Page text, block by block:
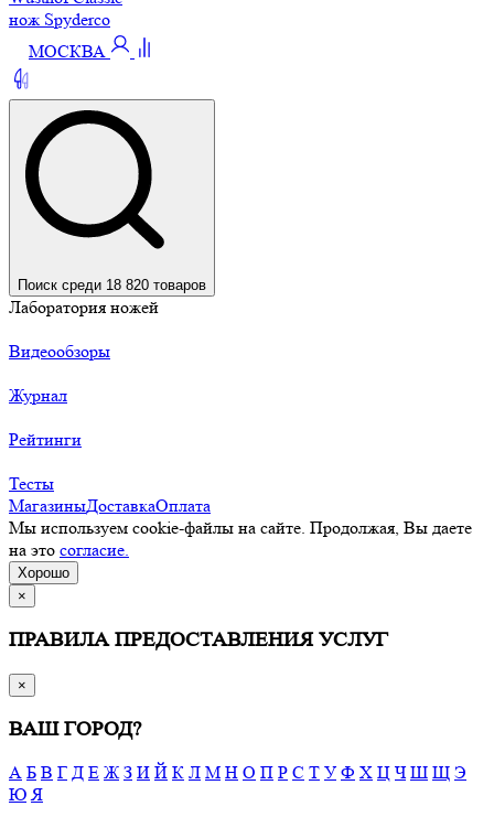
нож Spyderco
МОСКВА
Поиск среди 18 820 товаров
Лаборатория ножей
Видеообзоры
Журнал
Рейтинги
Тесты
МагазиныДоставкаОплата
Мы используем cookie-файлы на сайте. Продолжая, Вы даете
на это согласие.
Хорошо
×
ПРАВИЛА ПРЕДОСТАВЛЕНИЯ УСЛУГ
×
ВАШ ГОРОД?
А Б В Г Д Е Ж З И Й К Л М Н О П Р С Т У Ф Х Ц Ч Ш Щ Э
Ю Я